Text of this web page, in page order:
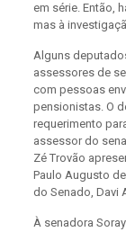
em série. Então,
mas à
Alguns
assessores de
com pessoas
pensionistas. O
requerimento
assessor do
Zé Trovão
Paulo Augusto
do Senado, Davi
À senadora